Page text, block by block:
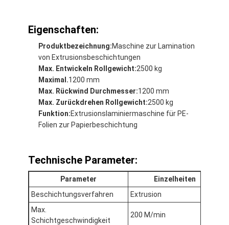
Eigenschaften:
Produktbezeichnung:Maschine zur Lamination
von Extrusionsbeschichtungen
Max. Entwickeln Rollgewicht:2500 kg
Maximal.1200 mm
Max. Rückwind Durchmesser:1200 mm
Max. Zurückdrehen Rollgewicht:2500 kg
Funktion:Extrusionslaminiermaschine für PE-
Folien zur Papierbeschichtung
Technische Parameter:
Parameter
Einzelheiten
Beschichtungsverfahren
Extrusion
Max.
Schichtgeschwindigkeit
200 M/min